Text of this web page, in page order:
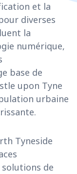
et la
diverses
la
numérique,
base de
upon Tyne
urbaine
Tyneside
de